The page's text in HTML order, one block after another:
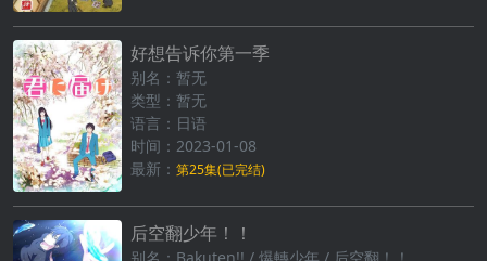
好想告诉你第一季
别名：暂无
类型：暂无
语言：日语
时间：2023-01-08
最新： 第25集(已完结)
后空翻少年！！